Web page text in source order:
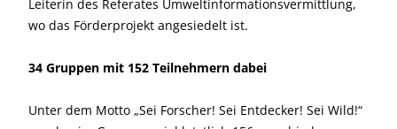
Leiterin des Referates Umweltinformationsvermittlung,
wo das Förderprojekt angesiedelt ist.
34 Gruppen mit 152 Teilnehmern dabei
Unter dem Motto „Sei Forscher! Sei Entdecker! Sei Wild!“